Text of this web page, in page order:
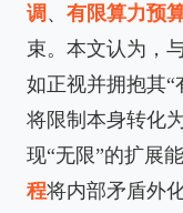
调 、 有限算力预
束。本文认为，
如正视并拥抱其“
将限制本身转化
现“无限”的扩展
程将内部矛盾外